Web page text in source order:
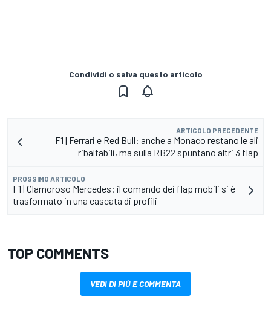
Condividi o salva questo articolo
ARTICOLO PRECEDENTE
F1 | Ferrari e Red Bull: anche a Monaco restano le ali
ribaltabili, ma sulla RB22 spuntano altri 3 flap
PROSSIMO ARTICOLO
F1 | Clamoroso Mercedes: il comando dei flap mobili si è
trasformato in una cascata di profili
TOP COMMENTS
VEDI DI PIÙ E COMMENTA